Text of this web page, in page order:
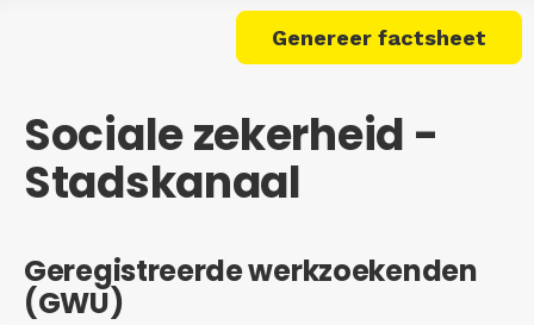
Genereer factsheet
Sociale zekerheid -
Stadskanaal
Geregistreerde werkzoekenden
(GWU)